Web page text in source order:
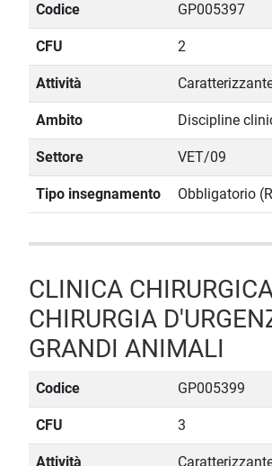
Codice GP005397
CFU 2
Attività
Ambito Discipline
Settore VET/09
Tipo insegnamento Obbligatorio
CLINICA
CHIRURGIA
GRANDI ANIMALI
Codice GP005399
CFU 3
Attività